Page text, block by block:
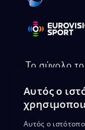
Το σύνολο
υπηρεσιών
στους
χρήση.
του, σε
Αυτός ο
Αυτός ο